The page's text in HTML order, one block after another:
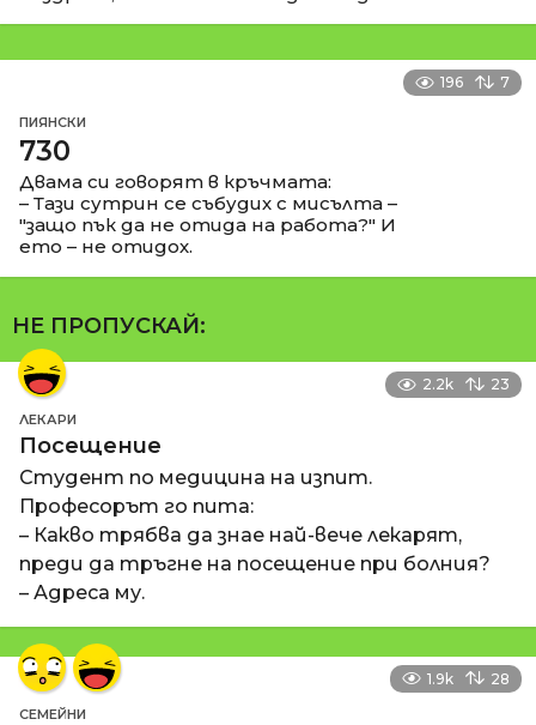
196 7
ПИЯНСКИ
730
Двама си говорят в кръчмата:
– Тази сутрин се събудих с мисълта –
"защо пък да не отида на работа?" И
ето – не отидох.
НЕ ПРОПУСКАЙ:
2.2k 23
ЛЕКАРИ
Посещение
Студент по медицина на изпит.
Професорът го пита:
– Какво трябва да знае най-вече лекарят,
преди да тръгне на посещение при болния?
– Адреса му.
1.9k 28
СЕМЕЙНИ